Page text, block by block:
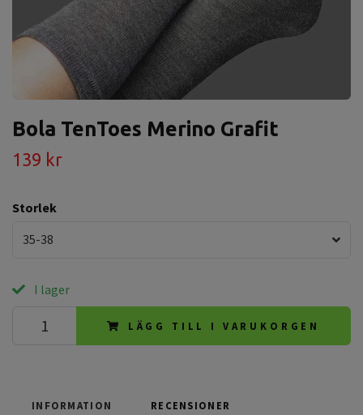
Bola TenToes Merino Grafit
139 kr
Storlek
35-38
I lager
LÄGG TILL I VARUKORGEN
INFORMATION RECENSIONER